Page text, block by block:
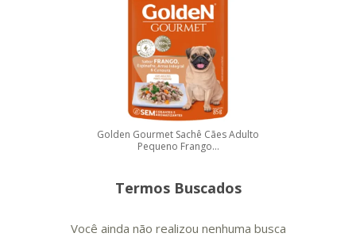
Golden Gourmet Sachê Cães Adulto
Pequeno Frango...
Termos Buscados
Você ainda não realizou nenhuma busca